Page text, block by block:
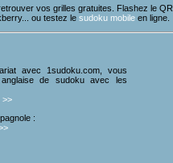
vos grilles gratuites. Flashez le QR
ou testez le sudoku mobileen ligne.
avec 1sudoku.com, vous
de sudoku avec les
>>
: